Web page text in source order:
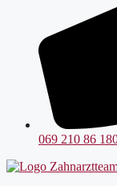
069 210 86